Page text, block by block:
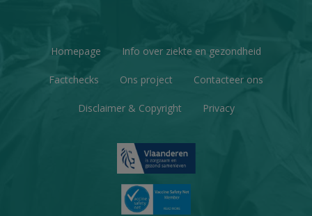
Homepage Info over ziekte en gezondheid
Factchecks Ons project Contacteer ons
Disclaimer & Copyright Privacy